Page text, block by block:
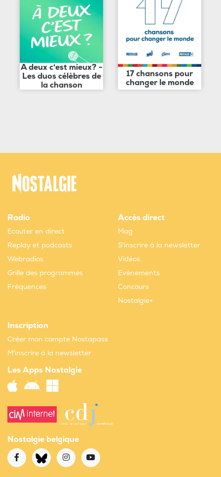
A deux c'est mieux? -
Les duos célèbres de
la chanson
17 chansons pour
changer le monde
Radio
Ecouter en direct
Replay et podcasts
Webradios
Grille des programmes
Fréquences
Accès direct
Mag
S'inscrire à la newsletter
Vidéos
Evènements
Concours
Nostalgie+
Inscription
Créer mon compte Nostapass
M'inscrire à la newsletter
Les Apps Nostalgie
Nostalgie belgique